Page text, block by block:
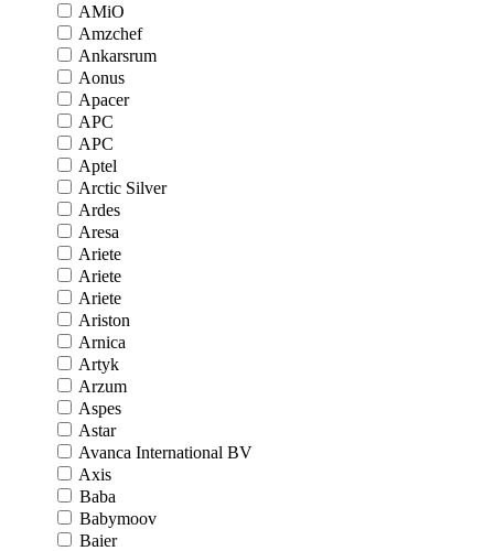
AMiO
Amzchef
Ankarsrum
Aonus
Apacer
APC
APC
Aptel
Arctic Silver
Ardes
Aresa
Ariete
Ariete
Ariete
Ariston
Arnica
Artyk
Arzum
Aspes
Astar
Avanca International BV
Axis
Baba
Babymoov
Baier